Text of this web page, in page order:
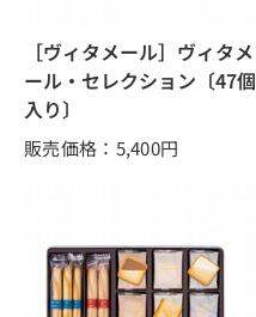
［ヴィタメール］ヴィタメ
ール・セレクション〔47個
入り〕
販売価格：5,400円